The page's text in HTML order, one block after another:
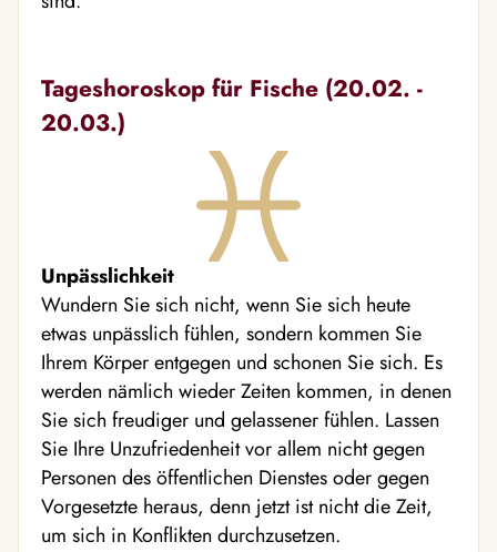
Tageshoroskop für Fische (20.02. -
20.03.)
Unpässlichkeit
Wundern Sie sich nicht, wenn Sie sich heute
etwas unpässlich fühlen, sondern kommen Sie
Ihrem Körper entgegen und schonen Sie sich. Es
werden nämlich wieder Zeiten kommen, in denen
Sie sich freudiger und gelassener fühlen. Lassen
Sie Ihre Unzufriedenheit vor allem nicht gegen
Personen des öffentlichen Dienstes oder gegen
Vorgesetzte heraus, denn jetzt ist nicht die Zeit,
um sich in Konflikten durchzusetzen.